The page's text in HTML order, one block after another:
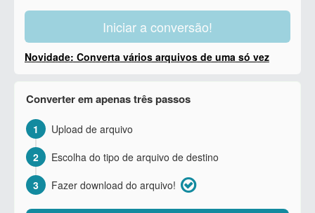
Iniciar a conversão!
Novidade: Converta vários arquivos de uma só vez
Converter em apenas três passos
1
Upload de arquivo
2
Escolha do tipo de arquivo de destino
3
Fazer download do arquivo!